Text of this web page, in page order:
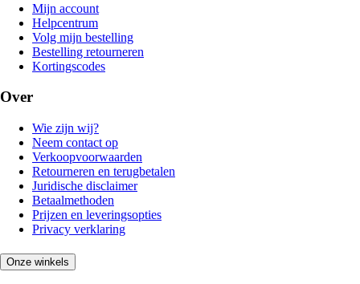
Mijn account
Helpcentrum
Volg mijn bestelling
Bestelling retourneren
Kortingscodes
Over
Wie zijn wij?
Neem contact op
Verkoopvoorwaarden
Retourneren en terugbetalen
Juridische disclaimer
Betaalmethoden
Prijzen en leveringsopties
Privacy verklaring
Onze winkels